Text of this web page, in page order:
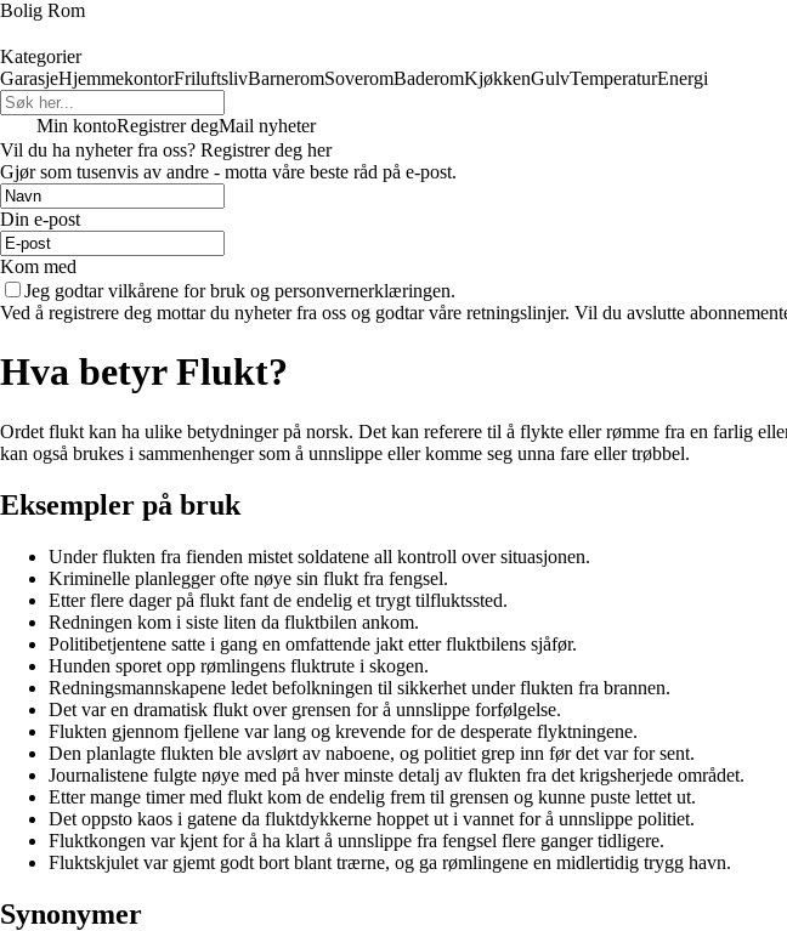
Bolig Rom
Kategorier
GarasjeHjemmekontorFriluftslivBarneromSoveromBaderomKjøkkenGulvTemperaturEnergi
Min kontoRegistrer degMail nyheter
Vil du ha nyheter fra oss? Registrer deg her
Gjør som tusenvis av andre - motta våre beste råd på e-post.
Din e-post
Kom med
Jeg godtar vilkårene for bruk og personvernerklæringen.
Ved å registrere deg mottar du nyheter fra oss og godtar våre retningslinjer. Vil du avslutte
Hva betyr Flukt?
Ordet flukt kan ha ulike betydninger på norsk. Det kan referere til å flykte eller rømme fra en farlig
kan også brukes i sammenhenger som å unnslippe eller komme seg unna fare eller trøbbel.
Eksempler på bruk
Under flukten fra fienden mistet soldatene all kontroll over situasjonen.
Kriminelle planlegger ofte nøye sin flukt fra fengsel.
Etter flere dager på flukt fant de endelig et trygt tilfluktssted.
Redningen kom i siste liten da fluktbilen ankom.
Politibetjentene satte i gang en omfattende jakt etter fluktbilens sjåfør.
Hunden sporet opp rømlingens fluktrute i skogen.
Redningsmannskapene ledet befolkningen til sikkerhet under flukten fra brannen.
Det var en dramatisk flukt over grensen for å unnslippe forfølgelse.
Flukten gjennom fjellene var lang og krevende for de desperate flyktningene.
Den planlagte flukten ble avslørt av naboene, og politiet grep inn før det var for sent.
Journalistene fulgte nøye med på hver minste detalj av flukten fra det krigsherjede området.
Etter mange timer med flukt kom de endelig frem til grensen og kunne puste lettet ut.
Det oppsto kaos i gatene da fluktdykkerne hoppet ut i vannet for å unnslippe politiet.
Fluktkongen var kjent for å ha klart å unnslippe fra fengsel flere ganger tidligere.
Fluktskjulet var gjemt godt bort blant trærne, og ga rømlingene en midlertidig trygg havn.
Synonymer